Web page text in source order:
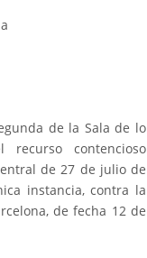
de la Sala de lo
recurso contencioso
de 27 de julio de
instancia, contra la
de fecha 12 de